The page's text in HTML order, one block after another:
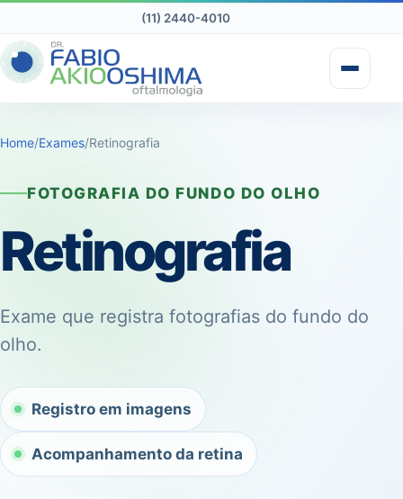
(11) 2440-4010
Home/Exames/Retinografia
FOTOGRAFIA DO FUNDO DO OLHO
Retinografia
Exame que registra fotografias do fundo do
olho.
Registro em imagens
Acompanhamento da retina